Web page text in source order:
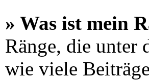
» Was ist mein
Ränge, die unter
wie viele